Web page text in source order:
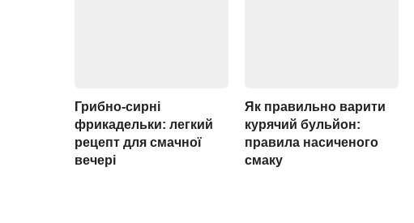
Грибно-сирні
фрикадельки: легкий
рецепт для смачної
вечері
Як правильно варити
курячий бульйон:
правила насиченого
смаку